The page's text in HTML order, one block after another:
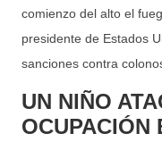
comienzo del alto el
presidente de Estados
sanciones contra
UN NIÑO
OCUPACIÓN